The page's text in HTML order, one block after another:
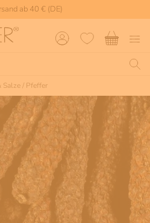
ab 40 € (DE)
Salze/ Pfeffer